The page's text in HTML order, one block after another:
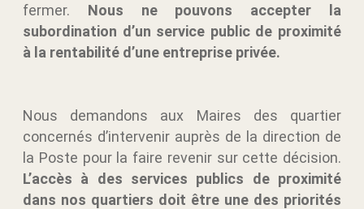
fermer. Nous ne pouvons accepter la
subordination d’un service public de proximité
à la rentabilité d’une entreprise privée.
Nous demandons aux Maires des quartier
concernés d’intervenir auprès de la direction de
la Poste pour la faire revenir sur cette décision.
L’accès à des services publics de proximité
dans nos quartiers doit être une des priorités